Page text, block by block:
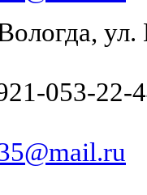
053-22-